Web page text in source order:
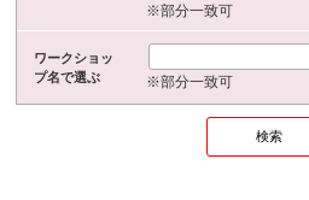
※部分一致可
ワークショッ
プ名で選ぶ
※部分一致可